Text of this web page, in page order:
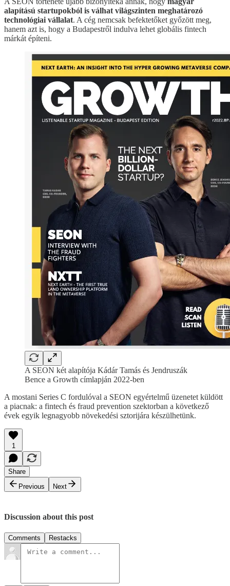
alapítású startupokból is válhat világszinten meghatározó
technológiai vállalat. A cég nemcsak befektetőket győzött meg,
hanem azt is, hogy a Budapestről indulva lehet globális fintech
márkát építeni.
A SEON két alapítója Kádár Tamás és Jendruszák
Bence a Growth címlapján 2022-ben
A mostani Series C fordulóval a SEON egyértelmű üzenetet küldött
a piacnak: a fintech és fraud prevention szektorban a következő
évek egyik legnagyobb növekedési sztorijára készülhetünk.
1
Share
Previous
Next
Discussion about this post
Comments Restacks